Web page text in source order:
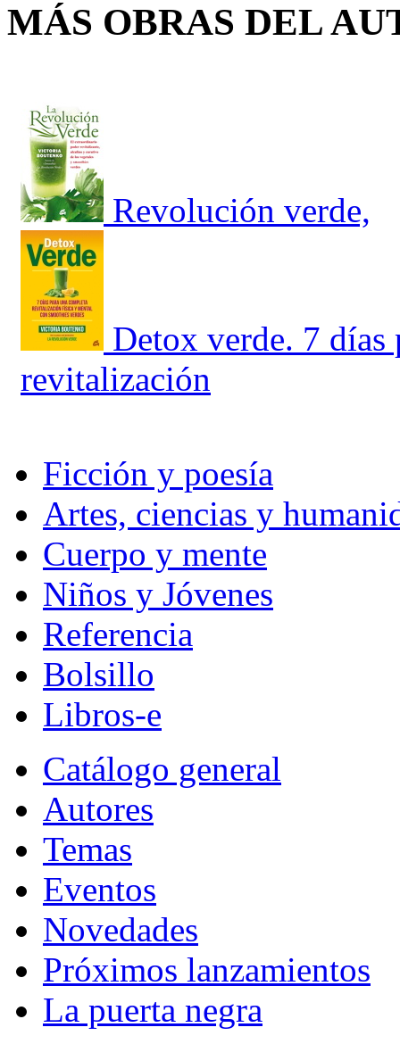
MÁS OBRAS DEL
Revolución verde,
Detox verde. 7 días
revitalización
Ficción y poesía
Artes, ciencias y
Cuerpo y mente
Niños y Jóvenes
Referencia
Bolsillo
Libros-e
Catálogo general
Autores
Temas
Eventos
Novedades
Próximos lanzamientos
La puerta negra